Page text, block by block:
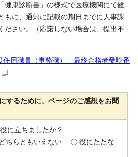
健康診断書」の様式で医療機関にて健
もに、通知に記載の期日までに人事課
ださい。（応諾しない場合は、提出不
任用職員（事務職） 最終合格者受験番
するために、ページのご感想をお聞
に立ちましたか？
どちらともいえない
役にたたな